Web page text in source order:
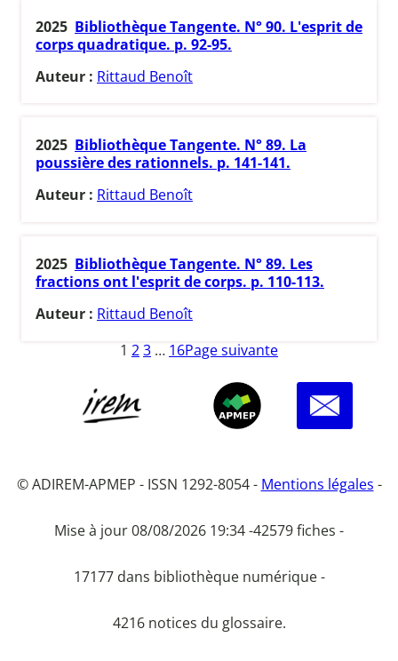
2025 Bibliothèque Tangente. N° 90. L'esprit de
corps quadratique. p. 92-95.
Auteur : Rittaud Benoît
2025 Bibliothèque Tangente. N° 89. La
poussière des rationnels. p. 141-141.
Auteur : Rittaud Benoît
2025 Bibliothèque Tangente. N° 89. Les
fractions ont l'esprit de corps. p. 110-113.
Auteur : Rittaud Benoît
1 23 … 16Page suivante
© ADIREM-APMEP - ISSN 1292-8054 - Mentions légales -
Mise à jour 08/08/2026 19:34 -42579 fiches -
17177 dans bibliothèque numérique -
4216 notices du glossaire.